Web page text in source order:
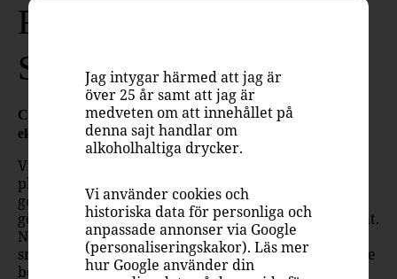
Rik & kraftig Ripasso
Superiore
Casteloro Ripasso Superiore är ett rikt och fylligt vin med
elegant framtoning, helt från ekologiska odlingar.
Vinet bjuder på en doft av mörka körsbär, torkade
plommon, färska örter, choklad och fat. Smaken är
generös och djup och har samtidigt en fräschör som
gör vinet passar utmärkt till många olika sorters mat.
Njut till höstens kötträtter och grytor på vilt med
smakrika tillbehör eller din italienska favoritmat. De
begynnande mognadstonerna i vinet passar särskilt
Jag intygar härmed att jag är
över 25 år samt att jag är
medveten om att innehållet på
denna sajt handlar om
alkoholhaltiga drycker.
Vi använder cookies och
historiska data för personliga och
anpassade annonser via Google
(personaliseringskakor). Läs mer
hur Google använder din